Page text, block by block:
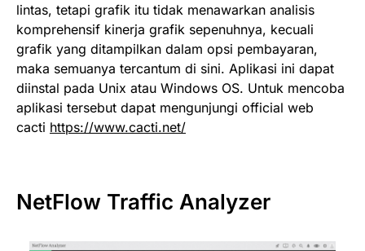
lintas, tetapi grafik itu tidak menawarkan analisis
komprehensif kinerja grafik sepenuhnya, kecuali
grafik yang ditampilkan dalam opsi pembayaran,
maka semuanya tercantum di sini. Aplikasi ini dapat
diinstal pada Unix atau Windows OS. Untuk mencoba
aplikasi tersebut dapat mengunjungi official web
cacti https://www.cacti.net/
NetFlow Traffic Analyzer